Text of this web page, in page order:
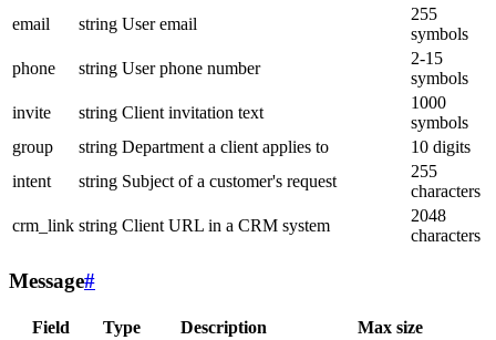
email
string User email
255
symbols
phone
string User phone number
2-15
symbols
invite
string Client invitation text
1000
symbols
group
string Department a client applies to
10 digits
intent
string Subject of a customer's request
255
characters
crm_link string Client URL in a CRM system
2048
characters
Message#
Field Type Description Max size